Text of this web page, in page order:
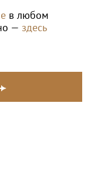
в любом
— здесь